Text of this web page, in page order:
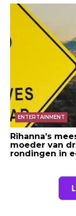
ENTERTAINMENT
Rihanna’s
moeder van
rondingen in